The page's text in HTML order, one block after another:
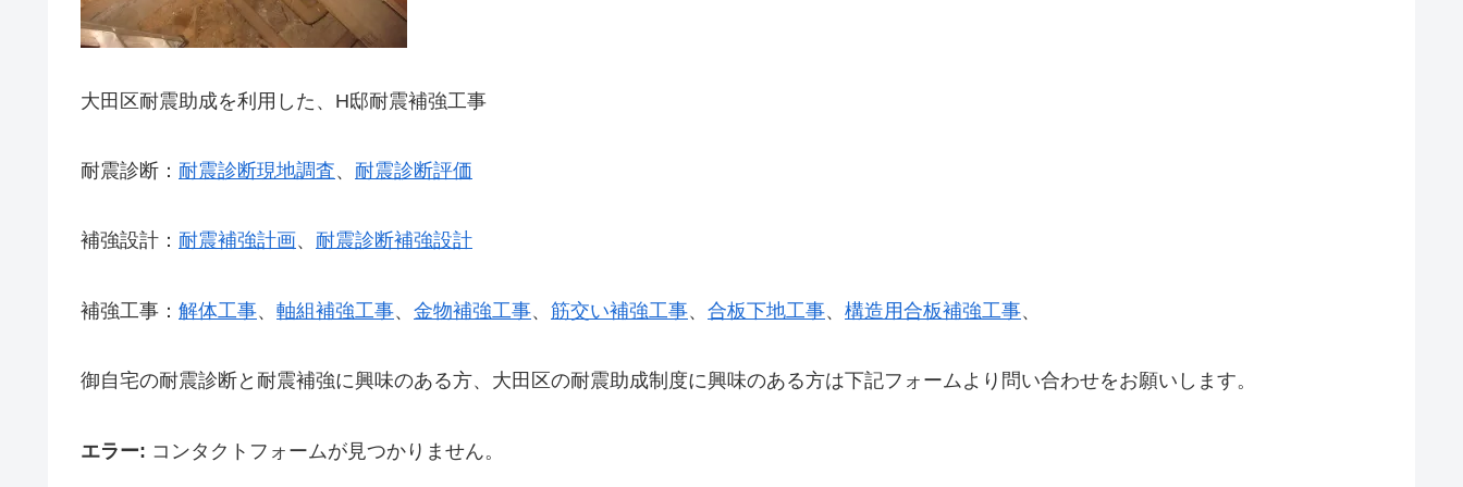
大田区耐震助成を利用した、H邸耐震補強工事
耐震診断： 耐震診断現地調査、 耐震診断評価
補強設計： 耐震補強計画、 耐震診断補強設計
補強工事： 解体工事、 軸組補強工事、 金物補強工事、 筋交い補強工事、 合板下地工事、 構造用合板補強工事、
御自宅の耐震診断と耐震補強に興味のある方、大田区の耐震助成制度に興味のある方は下記フォームより問い合わせをお願いします。
エラー: コンタクトフォームが見つかりません。